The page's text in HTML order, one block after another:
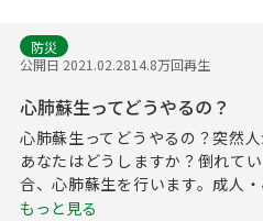
防災
公開日 2021.02.2814.8万回再生
心肺蘇生ってどうやるの？
心肺蘇生ってどうやるの？突然
あなたはどうしますか？倒れて
合、心肺蘇生を行います。成人
もっと見る